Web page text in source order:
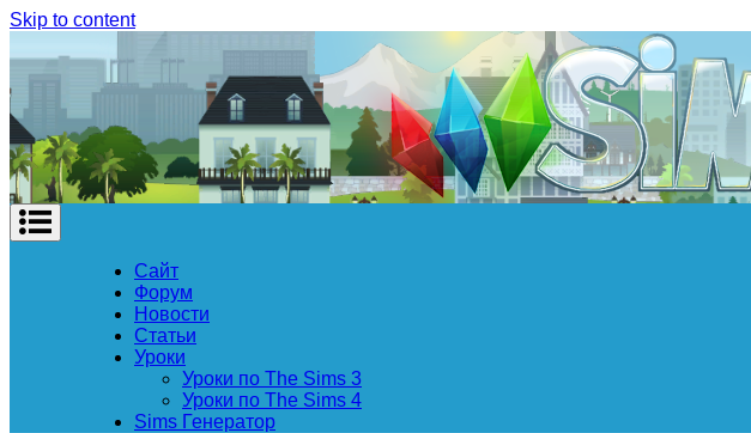
Skip to content
Сайт
Форум
Новости
Статьи
Уроки
Уроки по The Sims 3
Уроки по The Sims 4
Sims Генератор